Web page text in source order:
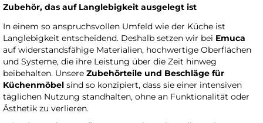
Zubehör, das auf Langlebigkeit ausgelegt ist
In einem so anspruchsvollen Umfeld wie der Küche ist
Langlebigkeit entscheidend. Deshalb setzen wir bei Emuca
auf widerstandsfähige Materialien, hochwertige Oberflächen
und Systeme, die ihre Leistung über die Zeit hinweg
beibehalten. Unsere Zubehörteile und Beschläge für
Küchenmöbel sind so konzipiert, dass sie einer intensiven
täglichen Nutzung standhalten, ohne an Funktionalität oder
Ästhetik zu verlieren.